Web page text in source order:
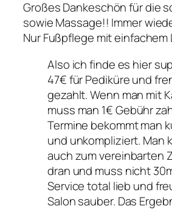
Großes Dankeschön für die
sowie Massage!! Immer
Nur Fußpflege mit einfachem
Also ich finde es hier
47€ für Pediküre und
gezahlt. Wenn man mit
muss man 1€ Gebühr
Termine bekommt man
und unkompliziert. Man
auch zum vereinbarten
dran und muss nicht
Service total lieb und
Salon sauber. Das